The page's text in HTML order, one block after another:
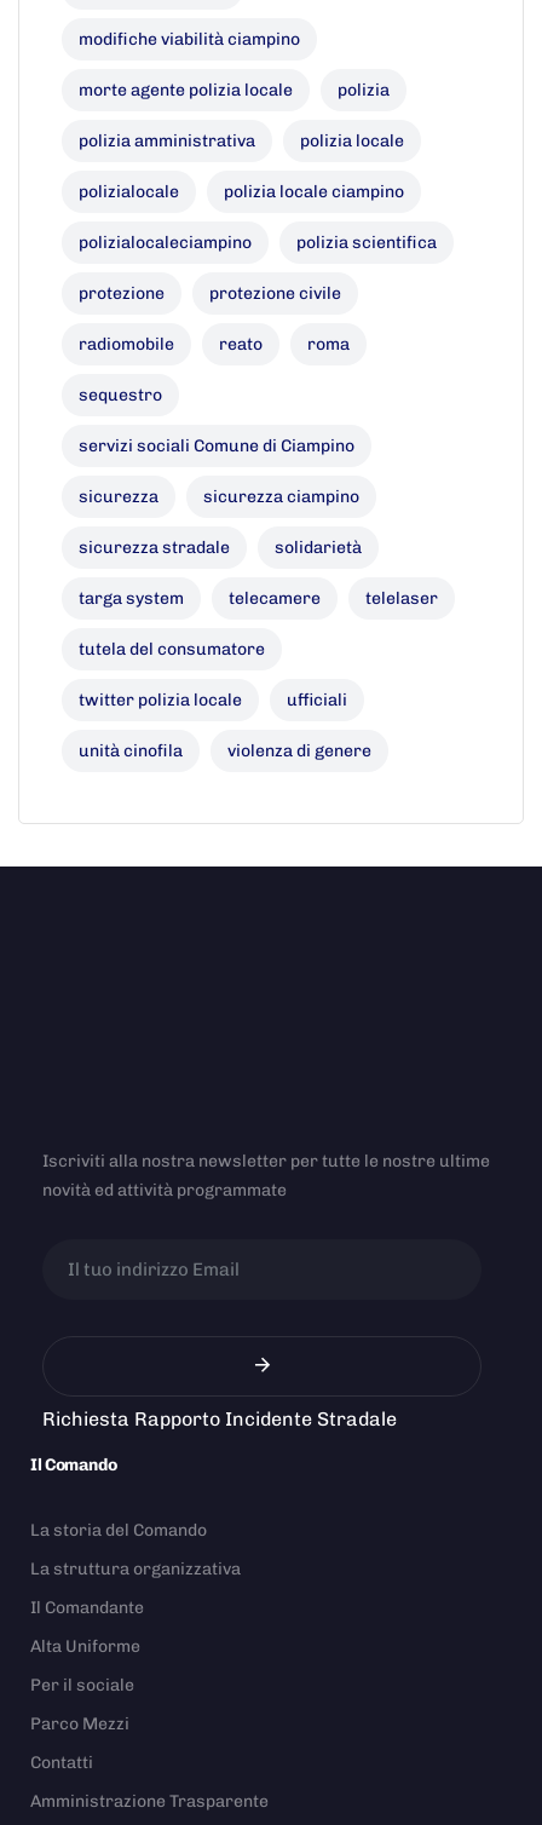
modifiche viabilità ciampino
morte agente polizia locale polizia
polizia amministrativa polizia locale
polizialocale polizia locale ciampino
polizialocaleciampino polizia scientifica
protezione protezione civile
radiomobile reato roma
sequestro
servizi sociali Comune di Ciampino
sicurezza sicurezza ciampino
sicurezza stradale solidarietà
targa system telecamere telelaser
tutela del consumatore
twitter polizia locale ufficiali
unità cinofila violenza di genere
Iscriviti alla nostra newsletter per tutte le nostre ultime
novità ed attività programmate
Richiesta Rapporto Incidente Stradale
Il Comando
La storia del Comando
La struttura organizzativa
Il Comandante
Alta Uniforme
Per il sociale
Parco Mezzi
Contatti
Amministrazione Trasparente